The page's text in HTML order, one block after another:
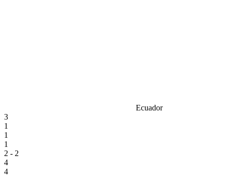
Ecuador
3
1
1
1
2 - 2
4
4